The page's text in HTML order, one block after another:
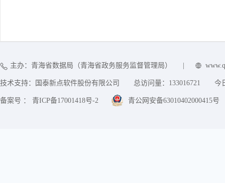
主办：青海省数据局（青海省政务服务监督管理局）
技术支持：国泰新点软件股份有限公司 总访问量： 133016721 今
备案号 ： 青ICP备17001418号-2 青公网安备63010402000415号